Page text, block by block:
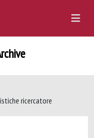
ricercatore